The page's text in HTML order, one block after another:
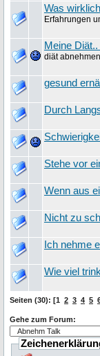
Was
Erfahrungen
Meine
diät
gesund
Durch
Stehe vor
Wenn aus
Nicht zu
Ich nehme
Wie viel
Seiten (30): [1 2 3 4 5
Gehe zum Forum: